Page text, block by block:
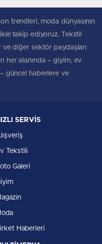
trendleri, moda dünyasının
takip ediyoruz. Tekstil
ve diğer sektör paydaşları
her alanında – giyim, ev
güncel haberlere ve
SERVİS
Tekstili
Galeri
Haberleri